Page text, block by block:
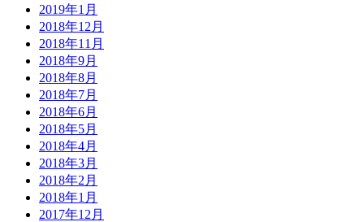
2019年1月
2018年12月
2018年11月
2018年9月
2018年8月
2018年7月
2018年6月
2018年5月
2018年4月
2018年3月
2018年2月
2018年1月
2017年12月